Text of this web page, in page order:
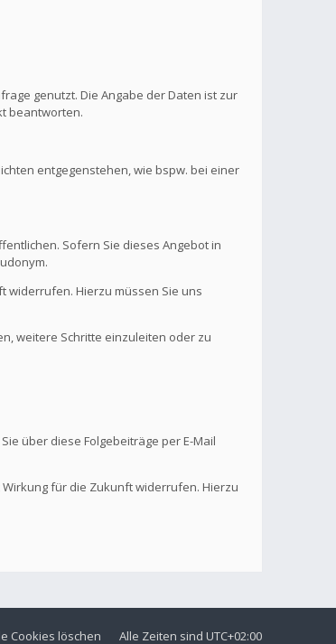
genutzt. Die Angabe der Daten ist zur
beantworten.
entgegenstehen, wie bspw. bei einer
Sofern Sie dieses Angebot in
widerrufen. Hierzu müssen Sie uns
weitere Schritte einzuleiten oder zu
über diese Folgebeiträge per E-Mail
Wirkung für die Zukunft widerrufen. Hierzu
Alle Zeiten sind UTC+02:00
Cookies löschen